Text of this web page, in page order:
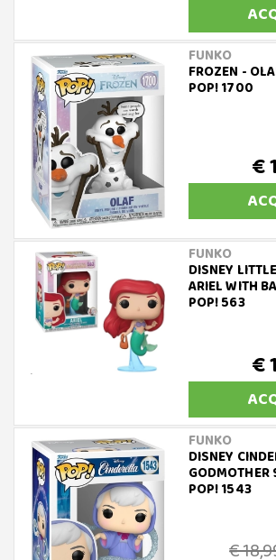
FUNKO
FROZEN -
POP! 1700
€
FUNKO
DISNEY
ARIEL WITH
POP! 563
€
FUNKO
DISNEY
POP! 1543
€